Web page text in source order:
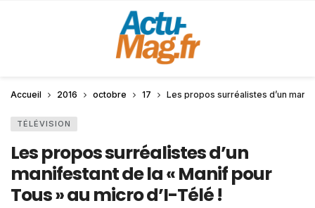
Accueil 2016 octobre 17 Les propos surréalistes d’un
TÉLÉVISION
Les propos surréalistes d’un
manifestant de la « Manif pour
Tous » au micro d’I-Télé !